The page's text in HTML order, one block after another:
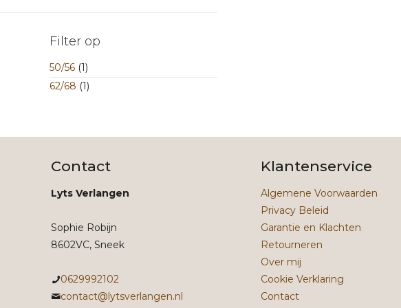
Filter op
50/56 (1)
62/68 (1)
Contact
Lyts Verlangen
Sophie Robijn
8602VC, Sneek
0629992102
contact@lytsverlangen.nl
Klantenservice
Algemene Voorwaarden
Privacy Beleid
Garantie en Klachten
Retourneren
Over mij
Cookie Verklaring
Contact